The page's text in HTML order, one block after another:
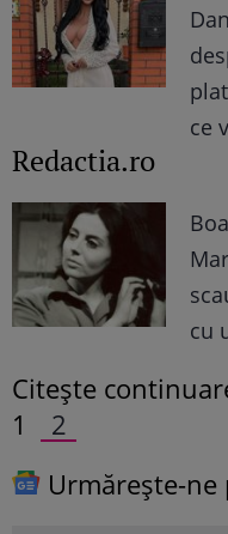
ce
Redactia.ro
cu
Citeşte
1
2
Urmărește-ne